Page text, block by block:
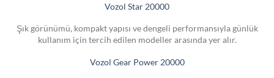
Vozol Star 20000
Şık görünümü, kompakt yapısı ve dengeli performansıyla günlük
kullanım için tercih edilen modeller arasında yer alır.
Vozol Gear Power 20000